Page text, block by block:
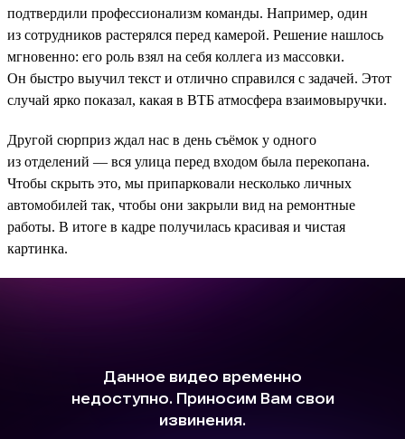
подтвердили профессионализм команды. Например, один
из сотрудников растерялся перед камерой. Решение нашлось
мгновенно: его роль взял на себя коллега из массовки.
Он быстро выучил текст и отлично справился с задачей. Этот
случай ярко показал, какая в ВТБ атмосфера взаимовыручки.
Другой сюрприз ждал нас в день съёмок у одного
из отделений — вся улица перед входом была перекопана.
Чтобы скрыть это, мы припарковали несколько личных
автомобилей так, чтобы они закрыли вид на ремонтные
работы. В итоге в кадре получилась красивая и чистая
картинка.